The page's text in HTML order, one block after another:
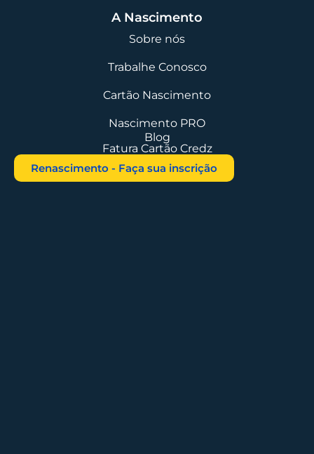
A Nascimento
Sobre nós
Trabalhe Conosco
Cartão Nascimento
Nascimento PRO
Blog
Fatura Cartão Credz
Renascimento - Faça sua inscrição